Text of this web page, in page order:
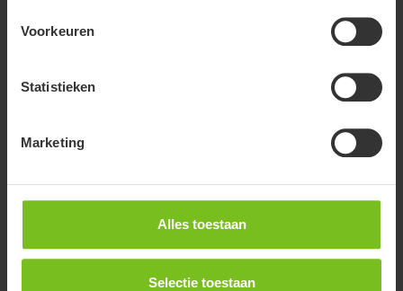
Voorkeuren
Statistieken
Marketing
Alles toestaan
Selectie toestaan
Wombat Solo is een elegante, eenvoudige activiteitenstoel die
ingebouwde groeimogelijkheden waardoor het een stoel voor
het leven is.